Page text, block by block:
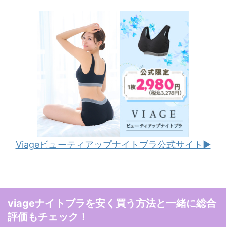
Viageビューティアップナイトブラ公式サイト▶︎
viageナイトブラを安く買う方法と一緒に総合
評価もチェック！